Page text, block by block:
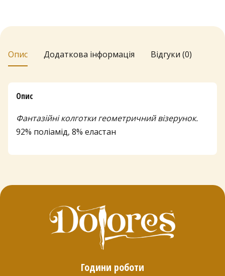
5
г
р
н
6
den
Опис Додаткова інформація Відгуки (0)
Опис
Фантазійні колготки геометричний візерунок.
92% поліамід, 8% еластан
Години роботи